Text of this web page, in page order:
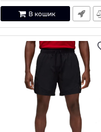
В кошик